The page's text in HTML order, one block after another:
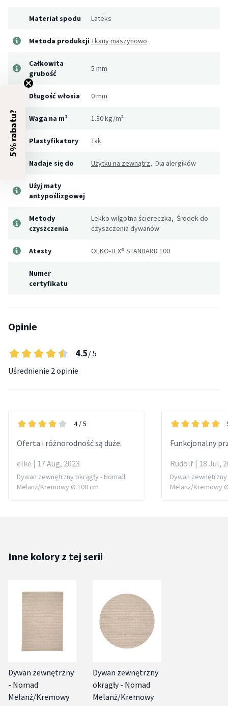
Materiał spodu Lateks
Metoda produkcji Tkany maszynowo
Całkowita
grubość
5 mm
Długość włosia 0 mm
Waga na m² 1.30 kg/m²
Plastyfikatory Tak
Nadaje się do Użytku na zewnątrz, Dla alergików
Użyj maty
antypoślizgowej
Metody
czyszczenia
Lekko wilgotna ściereczka, Środek do
czyszczenia dywanów
Atesty OEKO-TEX® STANDARD 100
Numer
certyfikatu
Opinie
4.5/ 5
Uśrednienie 2 opinie
4 / 5
Oferta i różnorodność są duże.
elke | 17 Aug, 2023
Dywan zewnętrzny okrągły - Nomad
Melanż/Kremowy Ø 100 cm
Funkcjonalny
Rudolf | 18 Jul,
Dywan
Melanż/Kremowy
Inne kolory z tej serii
Dywan zewnętrzny
- Nomad
Melanż/Kremowy
Dywan zewnętrzny
okrągły - Nomad
Melanż/Kremowy
5% rabatu?